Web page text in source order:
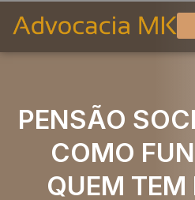
PENSÃO
COMO
QUEM TEM